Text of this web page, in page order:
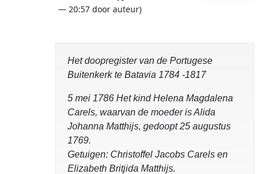
— 20:57 door auteur)
Het doopregister van de Portugese
Buitenkerk te Batavia 1784 -1817
5 mei 1786 Het kind Helena Magdalena
Carels, waarvan de moeder is Alida
Johanna Matthijs, gedoopt 25 augustus
1769.
Getuigen: Christoffel Jacobs Carels en
Elizabeth Britjida Matthijs.